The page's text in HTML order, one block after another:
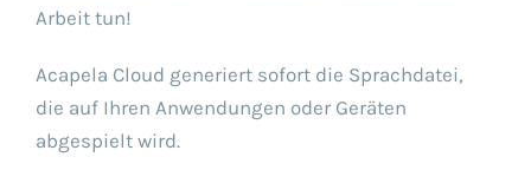
Arbeit tun!
Acapela Cloud generiert sofort die Sprachdatei,
die auf Ihren Anwendungen oder Geräten
abgespielt wird.